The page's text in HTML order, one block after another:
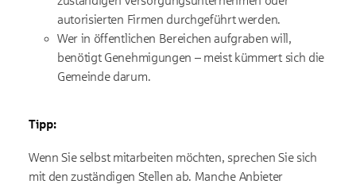
autorisierten Firmen durchgeführt werden.
Wer in öffentlichen Bereichen aufgraben will,
benötigt Genehmigungen – meist kümmert sich die
Gemeinde darum.
Tipp:
Wenn Sie selbst mitarbeiten möchten, sprechen Sie sich
mit den zuständigen Stellen ab. Manche Anbieter